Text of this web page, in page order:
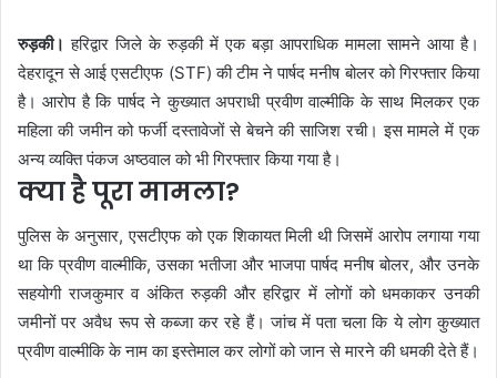
रुड़की। हरिद्वार जिले के रुड़की में एक बड़ा आपराधिक मामला सामने आया है।
देहरादून से आई एसटीएफ (STF) की टीम ने पार्षद मनीष बोलर को गिरफ्तार किया
है। आरोप है कि पार्षद ने कुख्यात अपराधी प्रवीण वाल्मीकि के साथ मिलकर एक
महिला की जमीन को फर्जी दस्तावेजों से बेचने की साजिश रची। इस मामले में एक
अन्य व्यक्ति पंकज अष्ठवाल को भी गिरफ्तार किया गया है।
क्या है पूरा मामला?
पुलिस के अनुसार, एसटीएफ को एक शिकायत मिली थी जिसमें आरोप लगाया गया
था कि प्रवीण वाल्मीकि, उसका भतीजा और भाजपा पार्षद मनीष बोलर, और उनके
सहयोगी राजकुमार व अंकित रुड़की और हरिद्वार में लोगों को धमकाकर उनकी
जमीनों पर अवैध रूप से कब्जा कर रहे हैं। जांच में पता चला कि ये लोग कुख्यात
प्रवीण वाल्मीकि के नाम का इस्तेमाल कर लोगों को जान से मारने की धमकी देते हैं।